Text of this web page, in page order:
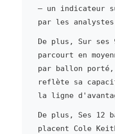
— un indicateur
par les
De plus, Sur
parcourt en
par ballon
reflète sa
la ligne
De plus, Ses 12
placent Cole